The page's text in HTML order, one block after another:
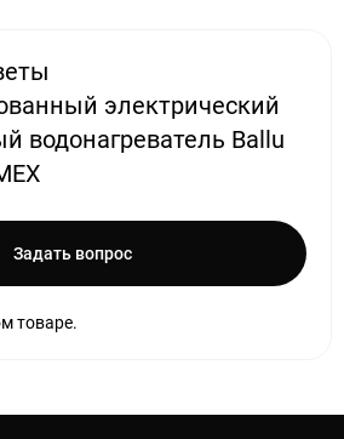
электрический
водонагреватель Ballu
Задать вопрос
товаре.